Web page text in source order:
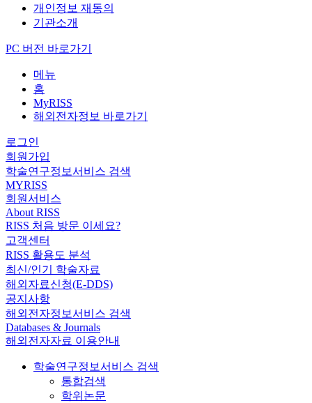
개인정보 재동의
기관소개
PC 버전 바로가기
메뉴
홈
MyRISS
해외전자정보 바로가기
로그인
회원가입
학술연구정보서비스 검색
MYRISS
회원서비스
About RISS
RISS 처음 방문 이세요?
고객센터
RISS 활용도 분석
최신/인기 학술자료
해외자료신청(E-DDS)
공지사항
해외전자정보서비스 검색
Databases & Journals
해외전자자료 이용안내
학술연구정보서비스 검색
통합검색
학위논문